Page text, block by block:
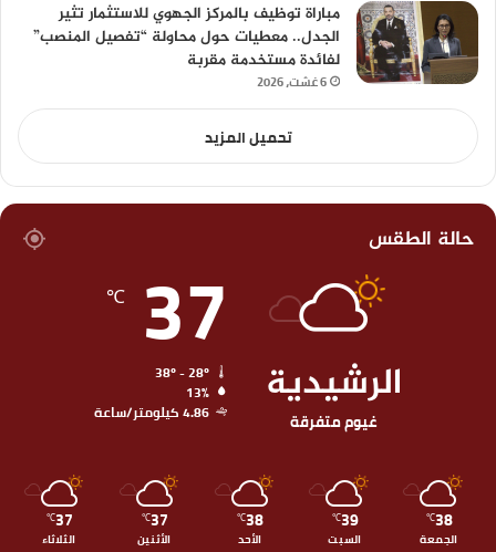
مباراة توظيف بالمركز الجهوي للاستثمار تثير
الجدل.. معطيات حول محاولة “تفصيل المنصب”
لفائدة مستخدمة مقربة
6 غشت، 2026
تحميل المزيد
حالة الطقس
الرشيدية
غيوم متفرقة
37
℃
13%
4.86 كيلومتر/ساعة
38
℃
الجمعة
39
℃
السبت
38
℃
الأحد
37
℃
الأثنين
37
℃
الثلاثاء